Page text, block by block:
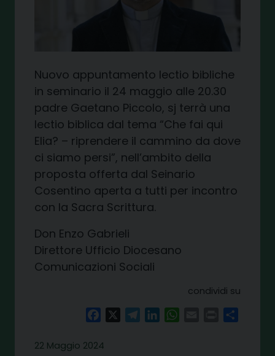
Nuovo appuntamento lectio bibliche
in seminario il 24 maggio alle 20.30
padre Gaetano Piccolo, sj terrà una
lectio biblica dal tema “Che fai qui
Elia? – riprendere il cammino da dove
ci siamo persi”, nell’ambito della
proposta offerta dal Seinario
Cosentino aperta a tutti per incontro
con la Sacra Scrittura.
Don Enzo Gabrieli
Direttore Ufficio Diocesano
Comunicazioni Sociali
condividi su
FacebookTelegramLinkedInWhatsAppPrint
22 Maggio 2024